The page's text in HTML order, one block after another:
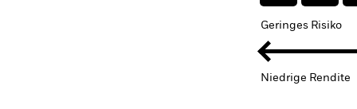
Geringes Risiko
Niedrige Rendite